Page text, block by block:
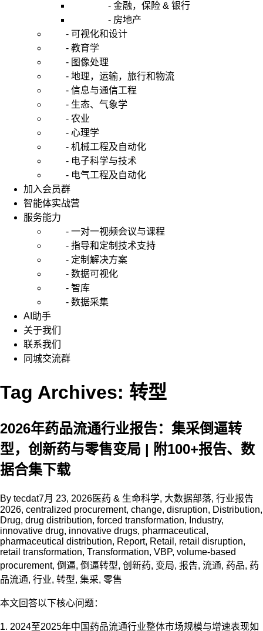
- 金融，保险 & 银行
- 房地产
- 可视化和设计
- 教育学
- 图像处理
- 地理，运输，旅行和物流
- 信息与通信工程
- 生态、气象学
- 农业
- 心理学
- 机械工程及自动化
- 电子科学与技术
- 电气工程及自动化
加入会员群
智能体实战营
服务能力
- 一对一视频会议与课程
- 指导和定制技术支持
- 定制解决方案
- 数据可视化
- 智库
- 数据采集
AI助手
关于我们
联系我们
同城交流群
Tag Archives: 转型
2026年药品流通行业报告：集采倒逼转
型，创新药与零售变局 | 附100+报告、数
据合集下载
By tecdat7月 23, 2026医药 & 生命科学, 大数据部落, 行业报告
2026, centralized procurement, change, disruption, Distribution,
Drug, drug distribution, forced transformation, Industry,
innovative drug, innovative drugs, pharmaceutical ,
pharmaceutical distribution, Report, Retail , retail disruption,
retail transformation, Transformation, VBP, volume-based
procurement, 倒逼, 倒逼转型, 创新药, 变局, 报告, 流通, 药品, 药
品流通, 行业, 转型, 集采, 零售
本文回答以下核心问题：
1. 2024至2025年中国药品流通行业整体市场规模与增速表现如